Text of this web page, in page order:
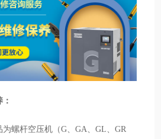
螺杆空压机（G、GA、GL、GR